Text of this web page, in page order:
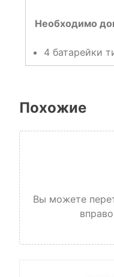
Необходимо
4 батарейки
Похожие
Вы можете